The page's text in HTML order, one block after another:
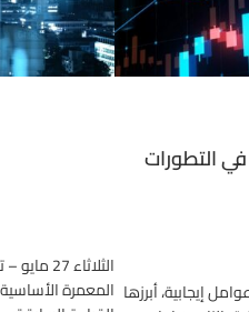
التطورات
إيجابية، أبرزها